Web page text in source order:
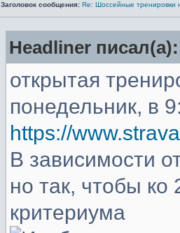
Заголовок сообщения: Re: Шоссейные тренировки
Headliner писал(а):
открытая
понедельник, в
https://
В зависимости
но так, чтобы ко
критериума